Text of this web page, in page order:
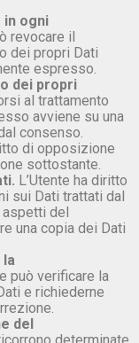
ogni
revocare il
dei propri Dati
espresso.
dei propri
al trattamento
avviene su una
consenso.
di opposizione
sottostante.
L’Utente ha diritto
sui Dati trattati dal
aspetti del
una copia dei Dati
può verificare la
e richiederne
del